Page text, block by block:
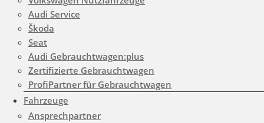
Audi Service
Škoda
Seat
Audi Gebrauchtwagen:plus
Zertifizierte Gebrauchtwagen
ProfiPartner für Gebrauchtwagen
Fahrzeuge
Ansprechpartner
/www/htdocs/w01d0508/wp-
content/themes/induxo-
child/template-
parts/footer/footer.phpon
line180